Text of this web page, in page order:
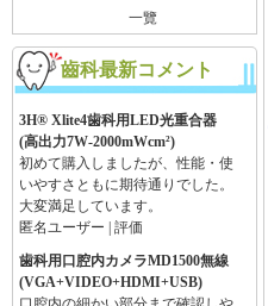
一覽
齒科最新コメント
回転が滑らかで、安定した治療作
業ができます。ありがとうござい
ました。
翔 | 評価
3H® Xlite4歯科用LED光重合器
(高出力7W-2000mWcm²)
初めて購入しましたが、性能・使
いやすさともに期待通りでした。
大変満足しています。
匿名ユーザー | 評価
歯科用口腔内カメラMD1500無線
(VGA+VIDEO+HDMI+USB)
口腔内の細かい部分まで確認しや